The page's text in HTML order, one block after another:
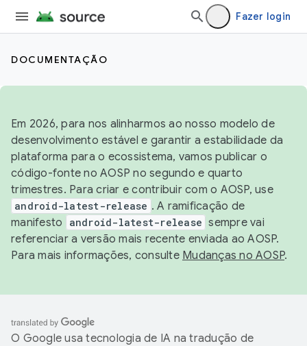
Fazer login
DOCUMENTAÇÃO
Em 2026, para nos alinharmos ao nosso modelo de
desenvolvimento estável e garantir a estabilidade da
plataforma para o ecossistema, vamos publicar o
código-fonte no AOSP no segundo e quarto
trimestres. Para criar e contribuir com o AOSP, use
android-latest-release . A ramificação de
manifesto
android-latest-release sempre vai
referenciar a versão mais recente enviada ao AOSP.
Para mais informações, consulte Mudanças no AOSP.
O Google usa tecnologia de IA na tradução de